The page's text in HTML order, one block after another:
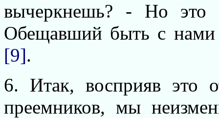
вычеркнешь? - Но
Обещавший быть с нами
[9].
6. Итак, восприяв это
преемников, мы